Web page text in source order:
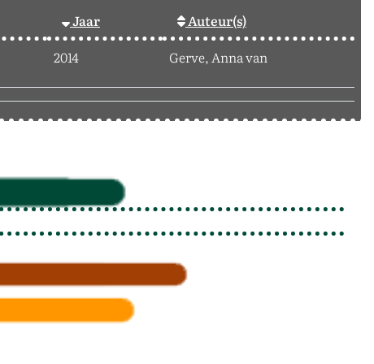
Jaar
Auteur(s)
2014 Gerve, Anna van